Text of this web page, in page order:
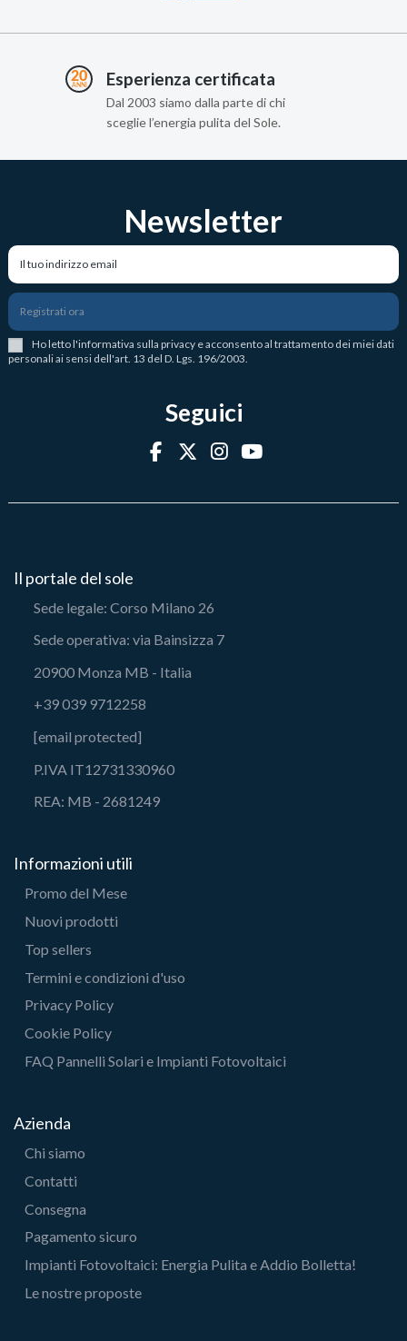
Esperienza certificata
Dal 2003 siamo dalla parte di chi
sceglie l’energia pulita del Sole.
Newsletter
Registrati ora
Ho letto l'informativa sulla privacy e acconsento al trattamento dei miei dati
personali ai sensi dell'art. 13 del D. Lgs. 196/2003.
Seguici
Il portale del sole
Sede legale: Corso Milano 26
Sede operativa: via Bainsizza 7
20900 Monza MB - Italia
+39 039 9712258
[email protected]
P.IVA IT12731330960
REA: MB - 2681249
Informazioni utili
Promo del Mese
Nuovi prodotti
Top sellers
Termini e condizioni d'uso
Privacy Policy
Cookie Policy
FAQ Pannelli Solari e Impianti Fotovoltaici
Azienda
Chi siamo
Contatti
Consegna
Pagamento sicuro
Impianti Fotovoltaici: Energia Pulita e Addio Bolletta!
Le nostre proposte